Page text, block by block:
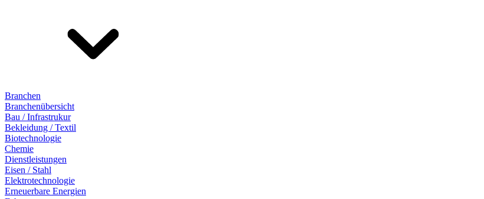
Branchen
Branchenübersicht
Bau / Infrastrukur
Bekleidung / Textil
Biotechnologie
Chemie
Dienstleistungen
Eisen / Stahl
Elektrotechnologie
Erneuerbare Energien